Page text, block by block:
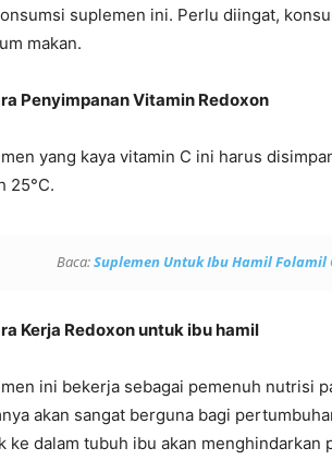
suplemen ini. Perlu diingat,
makan.
Penyimpanan Vitamin Redoxon
yang kaya vitamin C ini harus
25°C.
Baca:Suplemen Untuk Ibu Hamil Folamil
Kerja Redoxon untuk ibu hamil
ini bekerja sebagai pemenuh nutrisi
akan sangat berguna bagi
ke dalam tubuh ibu akan